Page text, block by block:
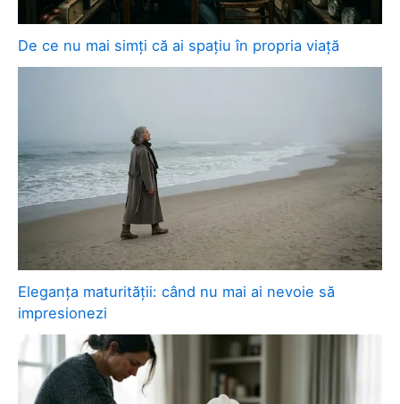
De ce nu mai simți că ai spațiu în propria viață
Eleganța maturității: când nu mai ai nevoie să
impresionezi